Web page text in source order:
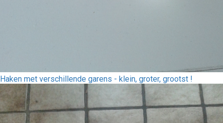
Haken met verschillende garens - klein, groter, grootst !